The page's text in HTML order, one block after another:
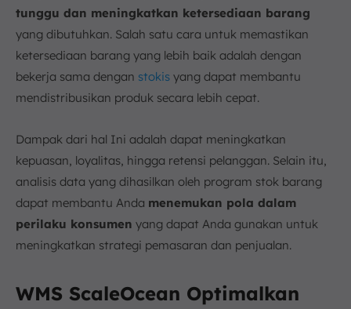
tunggu dan meningkatkan ketersediaan barang
yang dibutuhkan. Salah satu cara untuk memastikan
ketersediaan barang yang lebih baik adalah dengan
bekerja sama dengan stokis yang dapat membantu
mendistribusikan produk secara lebih cepat.
Dampak dari hal Ini adalah dapat meningkatkan
kepuasan, loyalitas, hingga retensi pelanggan. Selain itu,
analisis data yang dihasilkan oleh program stok barang
dapat membantu Anda menemukan pola dalam
perilaku konsumen yang dapat Anda gunakan untuk
meningkatkan strategi pemasaran dan penjualan.
WMS ScaleOcean Optimalkan